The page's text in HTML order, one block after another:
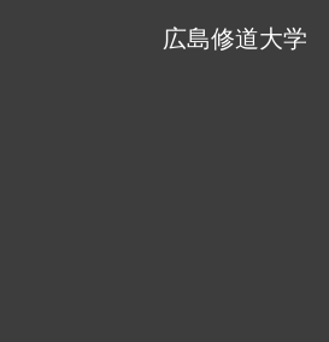
広島修道大学